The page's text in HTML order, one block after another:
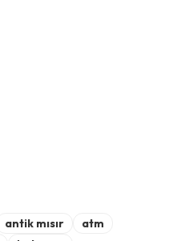
antik mısır
atm